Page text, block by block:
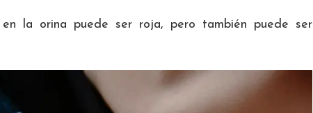
la orina puede ser roja, pero también puede ser